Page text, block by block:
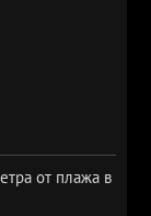
от плажа в